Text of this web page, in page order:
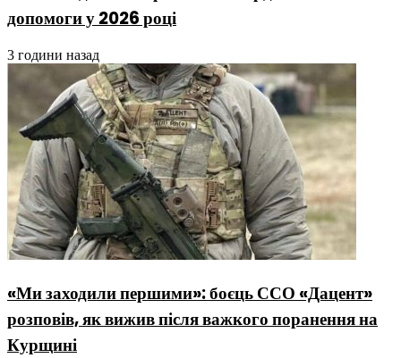
допомоги у 2026 році
3 години назад
«Ми заходили першими»: боєць ССО «Дацент»
розповів, як вижив після важкого поранення на
Курщині